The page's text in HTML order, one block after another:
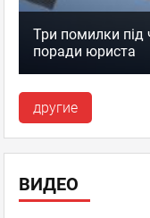
Три помилки
поради юриста
другие
ВИДЕО